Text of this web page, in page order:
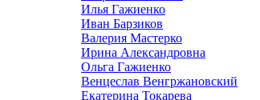
Илья Гажиенко
Иван Барзиков
Валерия Мастерко
Ирина Александровна
Ольга Гажиенко
Венцеслав Венгржановский
Екатерина Токарева